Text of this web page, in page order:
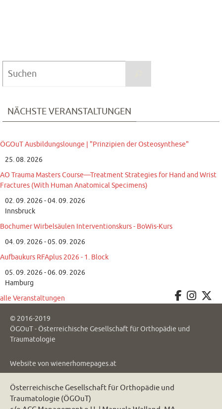
NÄCHSTE VERANSTALTUNGEN
ÖGOuT Ausbildungslounge | "Prinzipien der Osteosynthese"
25. 08. 2026
AO Trauma Masters Course—Treatment Strategies for Hand and Wrist
Fractures (With Human Anatomical Specimens)
02. 09. 2026 - 04. 09. 2026
Innsbruck
Bochumer Wirbelsäulen Interventionskurs - BoWis-Kurs
04. 09. 2026 - 05. 09. 2026
Aufbaukurs RFAplus 2026 - 1. Block
05. 09. 2026 - 06. 09. 2026
Hamburg
alle Veranstaltungen
© 2016-2019
ÖGOuT - Österreichische Gesellschaft für Orthopädie und
Traumatologie
Website von wienerhomepages.at
Österreichische Gesellschaft für Orthopädie und
Traumatologie (ÖGOuT)